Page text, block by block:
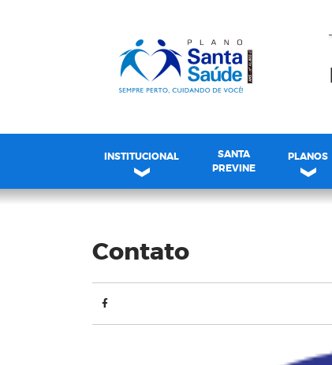
INSTITUCIONAL
SANTA
PREVINE
PLANOS
Blog
Contato